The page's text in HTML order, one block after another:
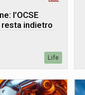
l’OCSE
resta indietro
Life